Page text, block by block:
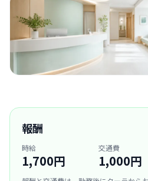
報酬
時給
1,700円
交通費
1,000円